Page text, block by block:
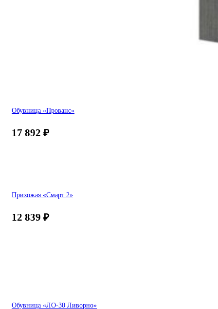
Обувница «Прованс»
17 892 ₽
Прихожая «Смарт 2»
12 839 ₽
Обувница «ЛО-30 Ливорно»